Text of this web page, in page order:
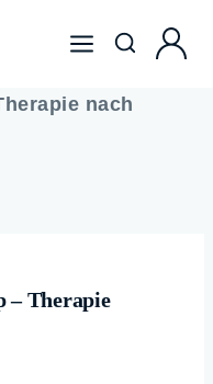
– Therapie